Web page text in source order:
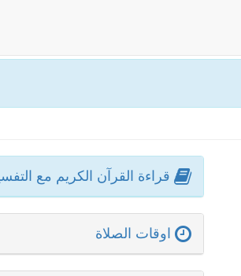
قراءة القرآن الكريم مع
اوقات الصلاة